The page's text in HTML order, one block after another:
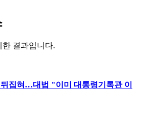
한 결과입니다.
집혀…대법 "이미 대통령기록관 이